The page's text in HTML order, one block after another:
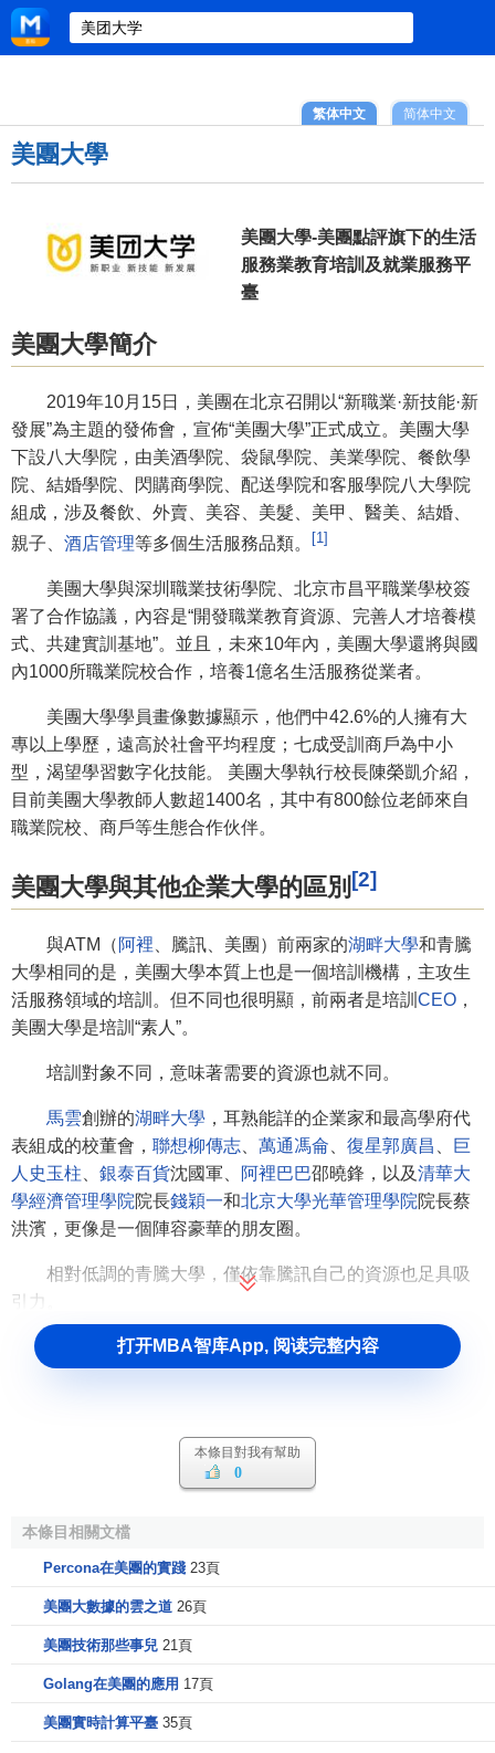
简体中文
繁体中文
美團大學
美團大學-美團點評旗下的生活
服務業教育培訓及就業服務平
臺
美團大學簡介
2019年10月15日，美團在北京召開以“新職業·新技能·新
發展”為主題的發佈會，宣佈“美團大學”正式成立。美團大學
下設八大學院，由美酒學院、袋鼠學院、美業學院、餐飲學
院、結婚學院、閃購商學院、配送學院和客服學院八大學院
組成，涉及餐飲、外賣、美容、美髮、美甲、醫美、結婚、
親子、 酒店管理等多個生活服務品類。 [1]
美團大學與深圳職業技術學院、北京市昌平職業學校簽
署了合作協議，內容是“開發職業教育資源、完善人才培養模
式、共建實訓基地”。並且，未來10年內，美團大學還將與國
內1000所職業院校合作，培養1億名生活服務從業者。
美團大學學員畫像數據顯示，他們中42.6%的人擁有大
專以上學歷，遠高於社會平均程度；七成受訓商戶為中小
型，渴望學習數字化技能。 美團大學執行校長陳榮凱介紹，
目前美團大學教師人數超1400名，其中有800餘位老師來自
職業院校、商戶等生態合作伙伴。
美團大學與其他企業大學的區別 [2]
與ATM（ 阿裡 、騰訊、美團）前兩家的湖畔大學和青騰
大學相同的是，美團大學本質上也是一個培訓機構，主攻生
活服務領域的培訓。但不同也很明顯，前兩者是培訓 CEO ，
美團大學是培訓“素人”。
培訓對象不同，意味著需要的資源也就不同。
馬雲創辦的湖畔大學 ，耳熟能詳的企業家和最高學府代
表組成的校董會， 聯想柳傳志 萬通馮侖 復星郭廣昌
巨
人 史玉柱 銀泰百貨沈國軍、 阿裡巴巴邵曉鋒，以及清華大
學經濟管理學院院長錢穎一和北京大學光華管理學院院長蔡
洪濱，更像是一個陣容豪華的朋友圈。
相對低調的青騰大學，僅依靠騰訊自己的資源也足具吸
引力。
湖畔大學豪華朋友圈模式的效果是，讓行業里小有名氣
獨角獸公司，花28萬得到與中國一線企業家產生聯繫，甚
青騰大學則充當了騰訊與創業公司的橋梁作用，其中的
書創始人瞿芳和
相比湖畔大學與青騰大學令
團大學的資源針對一線生活服務從業者，對業務促進的意圖
向，最終目的都是行業標準化。
員技能標準。比如4小時的
打开MBA智库App, 阅读完整内容
本條目對我有幫助
0
本條目相關文檔
Percona在美團的實踐 23頁
美團大數據的雲之道 26頁
美團技術那些事兒 21頁
Golang在美團的應用 17頁
美團實時計算平臺 35頁